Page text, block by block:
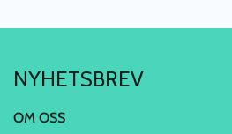
NYHETSBREV
OM OSS